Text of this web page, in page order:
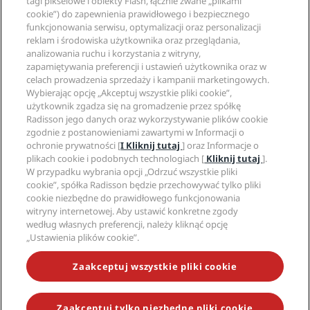
Cele podróży
Nowe i zapowiadane hotele
Aplikacja Radisson Hotels
Hotele z certyfikatem Sports Approved
Hotele przyjazne dla rodzin
Zdrowie i bezpieczeństwo
Partnerzy
Agencje turystyczne
Witryna korporacyjna
Radisson Hotel Group
Media
Kariery w RHG
Kariery w PPHE
Kariera EHL
The Club by RHG
Współpraca
Odpowiedzialny biznes
Zaopatrzenie
Informacje prawne
Centrum prywatności
Informacje prawne
Regulamin Radisson Rewards
Umowa dotycząca korzystania z witryny
Dostępność cyfrowa
Oświadczenie dotyczące współczesnego niewolnictwa
Pomoc
Ostrzeżenia dla klientów
Kontakt
Najczęściej zadawane pytania
Mapa witryny
Media społecznościowe
Marki Radisson Hotels
NIE PRZEGAP NAJCIEKAWSZYCH OFERT
cookie”) do zapewnienia prawidłowego i bezpiecznego
funkcjonowania serwisu, optymalizacji oraz personalizacji
reklam i środowiska użytkownika oraz przeglądania,
analizowania ruchu i korzystania z witryny,
zapamiętywania preferencji i ustawień użytkownika oraz w
celach prowadzenia sprzedaży i kampanii marketingowych.
Wybierając opcję „Akceptuj wszystkie pliki cookie”,
użytkownik zgadza się na gromadzenie przez spółkę
Radisson jego danych oraz wykorzystywanie plików cookie
zgodnie z postanowieniami zawartymi w Informacji o
ochronie prywatności [I Kliknij tutaj] oraz Informacje o
plikach cookie i podobnych technologiach [ Kliknij tutaj].
W przypadku wybrania opcji „Odrzuć wszystkie pliki
cookie”, spółka Radisson będzie przechowywać tylko pliki
cookie niezbędne do prawidłowego funkcjonowania
witryny internetowej. Aby ustawić konkretne zgody
według własnych preferencji, należy kliknąć opcję
„Ustawienia plików cookie”.
Zaakceptuj wszystkie pliki cookie